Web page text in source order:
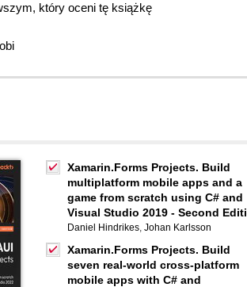
który oceni tę książkę
Xamarin.Forms Projects. Build
multiplatform mobile apps and a
game from scratch using C# and
Visual Studio 2019 - Second
Daniel Hindrikes, Johan Karlsson
Xamarin.Forms Projects. Build
seven real-world cross-platform
mobile apps with C# and